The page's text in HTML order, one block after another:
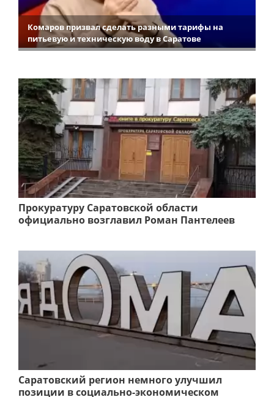
Комаров призвал сделать разными тарифы на
питьевую и техническую воду в Саратове
Прокуратуру Саратовской области
официально возглавил Роман Пантелеев
Саратовский регион немного улучшил
позиции в социально-экономическом